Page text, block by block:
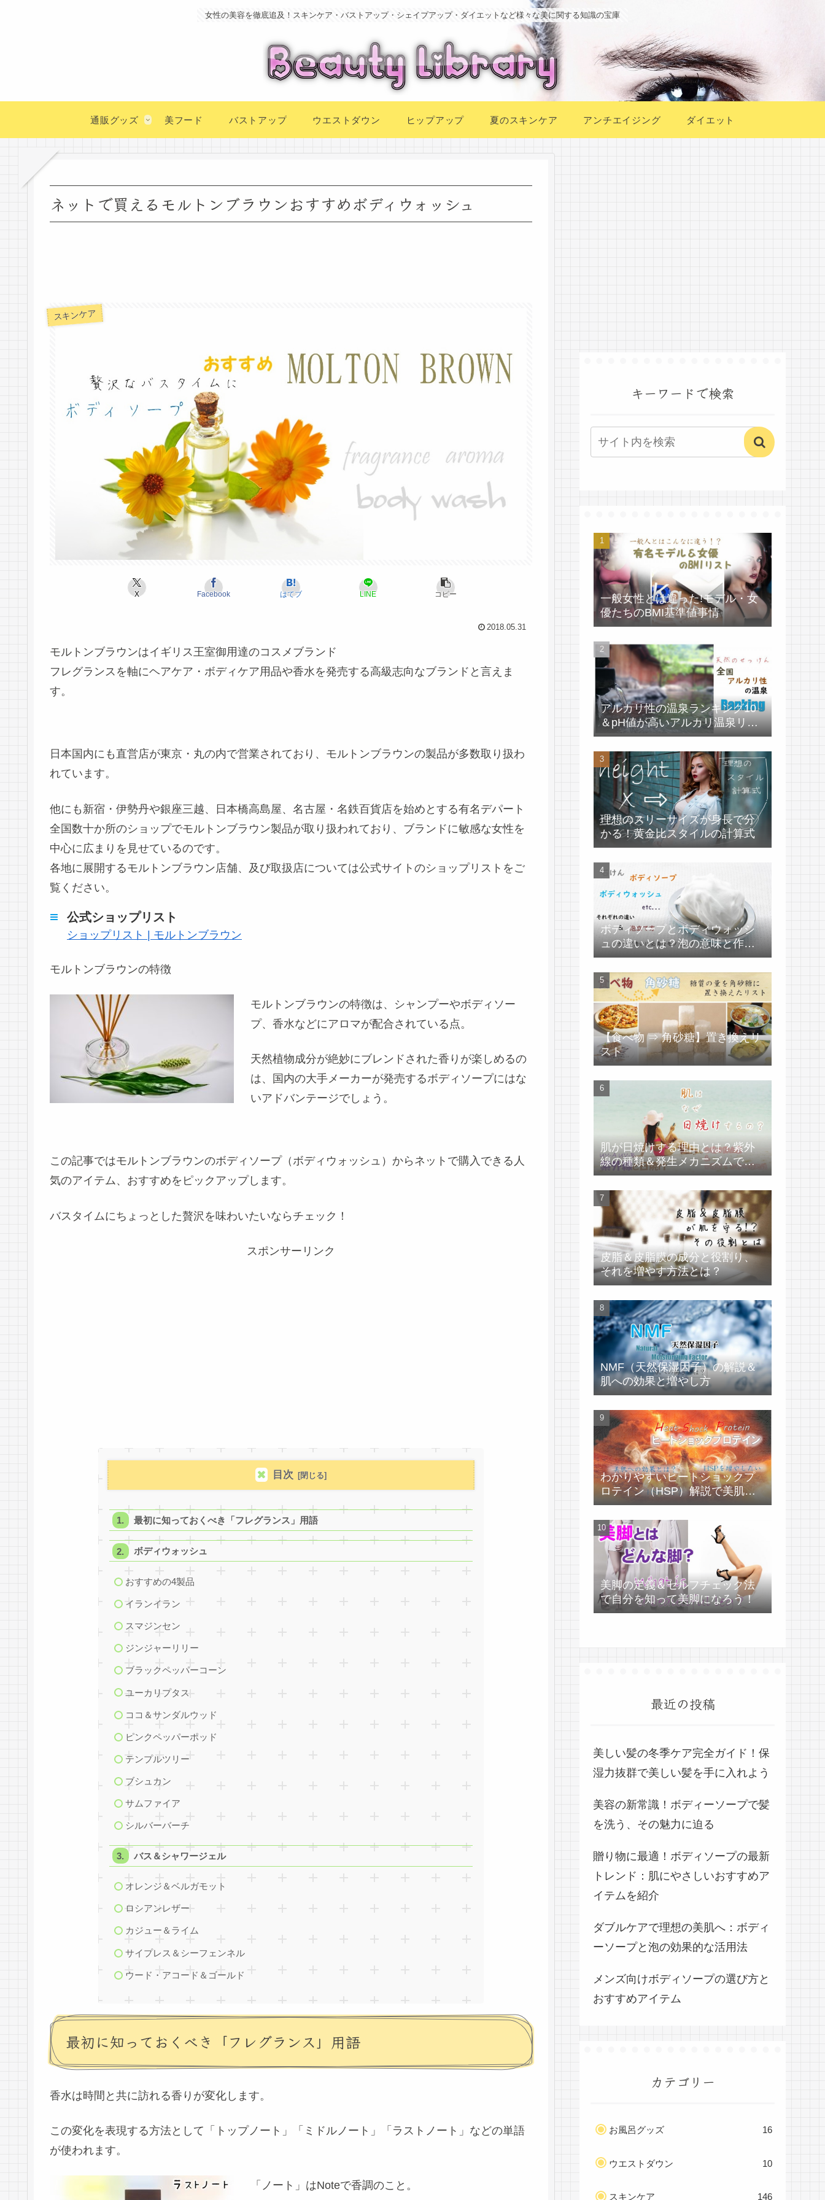
女性の美容を徹底追及！スキンケア・バストアップ・シェイプアップ・ダイエットなど様々な美に関する知識の宝庫
通販グッズ 美フード バストアップ ウエストダウン ヒップアップ 夏のスキンケア アンチエイジング ダイエット
ネットで買えるモルトンブラウンおすすめボディウォッシュ
スキンケア
X Facebook はてブ LINE コピー
2018.05.31
モルトンブラウンはイギリス王室御用達のコスメブランド
フレグランスを軸にヘアケア・ボディケア用品や香水を発売する高級志向なブランドと言えま
す。
日本国内にも直営店が東京・丸の内で営業されており、モルトンブラウンの製品が多数取り扱わ
れています。
他にも新宿・伊勢丹や銀座三越、日本橋高島屋、名古屋・名鉄百貨店を始めとする有名デパート
全国数十か所のショップでモルトンブラウン製品が取り扱われており、ブランドに敏感な女性を
中心に広まりを見せているのです。
各地に展開するモルトンブラウン店舗、及び取扱店については公式サイトのショップリストをご
覧ください。
公式ショップリスト
ショップリスト | モルトンブラウン
モルトンブラウンの特徴
モルトンブラウンの特徴は、シャンプーやボディソー
プ、香水などにアロマが配合されている点。
天然植物成分が絶妙にブレンドされた香りが楽しめるの
は、国内の大手メーカーが発売するボディソープにはな
いアドバンテージでしょう。
この記事ではモルトンブラウンのボディソープ（ボディウォッシュ）からネットで購入できる人
気のアイテム、おすすめをピックアップします。
バスタイムにちょっとした贅沢を味わいたいならチェック！
スポンサーリンク
目次
最初に知っておくべき「フレグランス」用語
ボディウォッシュ
おすすめの4製品
イランイラン
スマジンセン
ジンジャーリリー
ブラックペッパーコーン
ユーカリプタス
ココ＆サンダルウッド
ピンクペッパーポッド
テンプルツリー
ブシュカン
サムファイア
シルバーバーチ
バス＆シャワージェル
オレンジ＆ベルガモット
ロシアンレザー
カジュー＆ライム
サイプレス＆シーフェンネル
ウード・アコード＆ゴールド
最初に知っておくべき「フレグランス」用語
香水は時間と共に訪れる香りが変化します。
この変化を表現する方法として「トップノート」「ミドルノート」「ラストノート」などの単語
が使われます。
「ノート」はNoteで香調のこと。
キーワードで検索
一般女性とは違った!モデル・女
優たちのBMI基準値事情
アルカリ性の温泉ランキング10
＆pH値が高いアルカリ温泉リス
ト
理想のスリーサイズが身長で分
かる！黄金比スタイルの計算式
ボディソープとボディウォッシ
ュの違いとは？泡の意味と作り
方
【食べ物 ⇒ 角砂糖】置き換えリ
スト
肌が日焼けする理由とは？紫外
線の種類＆発生メカニズムで学
ぶ
皮脂＆皮脂膜の成分と役割り、
それを増やす方法とは？
NMF（天然保湿因子）の解説＆
肌への効果と増やし方
わかりやすいヒートショックプ
ロテイン（HSP）解説で美肌づ
くり！
美脚の定義＆セルフチェック法
で自分を知って美脚になろう！
最近の投稿
美しい髪の冬季ケア完全ガイド！保
湿力抜群で美しい髪を手に入れよう
美容の新常識！ボディーソープで髪
を洗う、その魅力に迫る
贈り物に最適！ボディソープの最新
トレンド：肌にやさしいおすすめア
イテムを紹介
ダブルケアで理想の美肌へ：ボディ
ーソープと泡の効果的な活用法
メンズ向けボディソープの選び方と
おすすめアイテム
カテゴリー
お風呂グッズ 16
ウエストダウン 10
スキンケア 146